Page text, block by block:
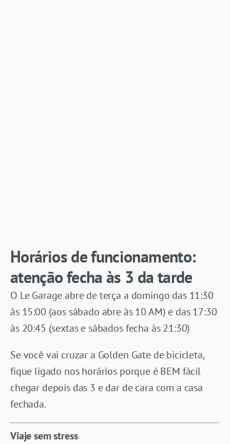
Horários de funcionamento:
atenção fecha às 3 da tarde
O Le Garage abre de terça a domingo das 11:30
às 15:00 (aos sábado abre às 10 AM) e das 17:30
às 20:45 (sextas e sábados fecha às 21:30)
Se você vai cruzar a Golden Gate de bicicleta,
fique ligado nos horários porque é BEM fácil
chegar depois das 3 e dar de cara com a casa
fechada.
Viaje sem stress